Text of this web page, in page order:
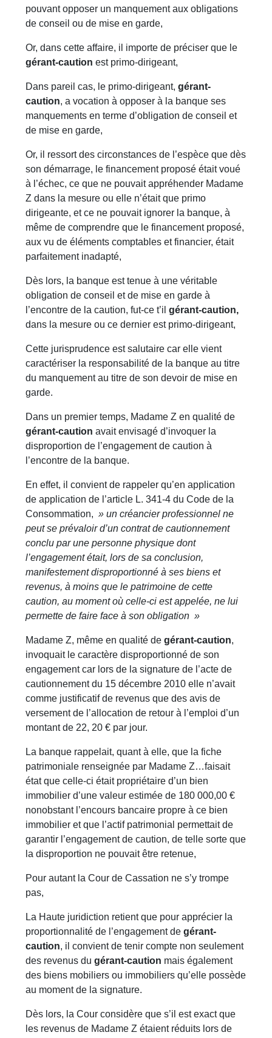
pouvant opposer un manquement aux obligations
de conseil ou de mise en garde,
Or, dans cette affaire, il importe de préciser que le
gérant-caution est primo-dirigeant,
Dans pareil cas, le primo-dirigeant,gérant-
caution, a vocation à opposer à la banque ses
manquements en terme d’obligation de conseil et
de mise en garde,
Or, il ressort des circonstances de l’espèce que dès
son démarrage, le financement proposé était voué
à l’échec, ce que ne pouvait appréhender Madame
Z dans la mesure ou elle n’était que primo
dirigeante, et ce ne pouvait ignorer la banque, à
même de comprendre que le financement proposé,
aux vu de éléments comptables et financier, était
parfaitement inadapté,
Dès lors, la banque est tenue à une véritable
obligation de conseil et de mise en garde à
l’encontre de la caution, fut-ce t’ilgérant-caution,
dans la mesure ou ce dernier est primo-dirigeant,
Cette jurisprudence est salutaire car elle vient
caractériser la responsabilité de la banque au titre
du manquement au titre de son devoir de mise en
garde.
Dans un premier temps, Madame Z en qualité de
gérant-caution avait envisagé d’invoquer la
disproportion de l’engagement de caution à
l’encontre de la banque.
En effet, il convient de rappeler qu’en application
de application de l’article L. 341-4 du Code de la
Consommation, » un créancier professionnel ne
peut se prévaloir d’un contrat de cautionnement
conclu par une personne physique dont
l’engagement était, lors de sa conclusion,
manifestement disproportionné à ses biens et
revenus, à moins que le patrimoine de cette
caution, au moment où celle-ci est appelée, ne lui
permette de faire face à son obligation »
Madame Z, même en qualité degérant-caution,
invoquait le caractère disproportionné de son
engagement car lors de la signature de l’acte de
cautionnement du 15 décembre 2010 elle n’avait
comme justificatif de revenus que des avis de
versement de l’allocation de retour à l’emploi d’un
montant de 22, 20 € par jour.
La banque rappelait, quant à elle, que la fiche
patrimoniale renseignée par Madame Z…faisait
état que celle-ci était propriétaire d’un bien
immobilier d’une valeur estimée de 180 000,00 €
nonobstant l’encours bancaire propre à ce bien
immobilier et que l’actif patrimonial permettait de
garantir l’engagement de caution, de telle sorte que
la disproportion ne pouvait être retenue,
Pour autant la Cour de Cassation ne s’y trompe
pas,
La Haute juridiction retient que pour apprécier la
proportionnalité de l’engagement degérant-
caution, il convient de tenir compte non seulement
des revenus dugérant-caution mais également
des biens mobiliers ou immobiliers qu’elle possède
au moment de la signature.
Dès lors, la Cour considère que s’il est exact que
les revenus de Madame Z étaient réduits lors de